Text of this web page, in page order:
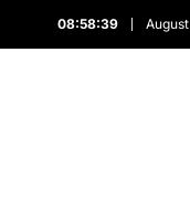
08:58:40